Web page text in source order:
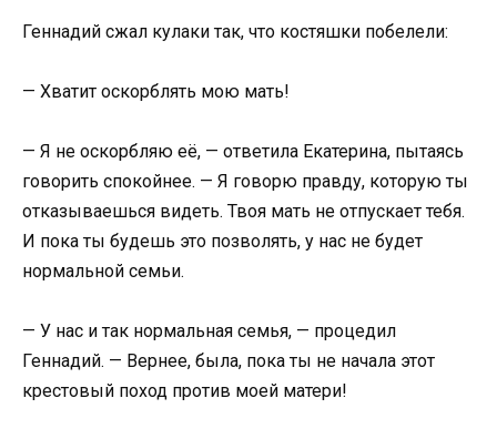
Геннадий сжал кулаки так, что костяшки побелели:
— Хватит оскорблять мою мать!
— Я не оскорбляю её, — ответила Екатерина, пытаясь
говорить спокойнее. — Я говорю правду, которую ты
отказываешься видеть. Твоя мать не отпускает тебя.
И пока ты будешь это позволять, у нас не будет
нормальной семьи.
— У нас и так нормальная семья, — процедил
Геннадий. — Вернее, была, пока ты не начала этот
крестовый поход против моей матери!